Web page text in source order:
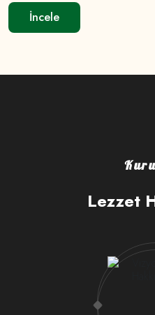
İncele
Lezzet